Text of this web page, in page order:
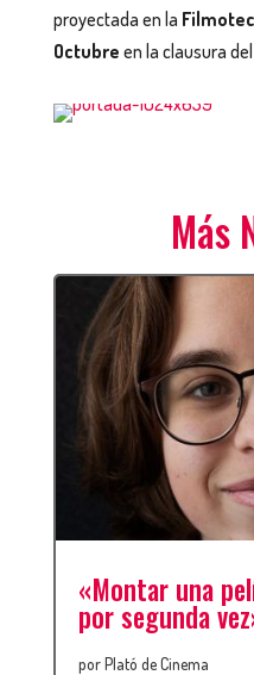
proyectada en la
Octubre en la clausura
Más
«Montar una
por segunda
porPlató de Cinema